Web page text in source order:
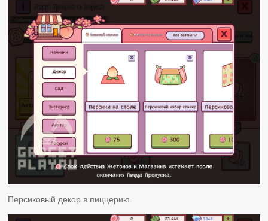
Персиковый декор в пиццерию.